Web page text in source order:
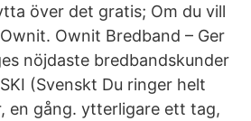
över det gratis; Om du vill
Ownit Bredband – Ger
nöjdaste bredbandskunder
(Svenskt Du ringer helt
en gång. ytterligare ett tag,